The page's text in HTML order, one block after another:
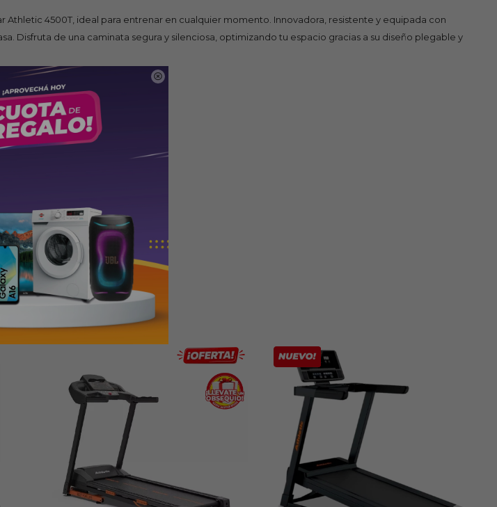

4500T, ideal para entrenar en cualquier momento. Innovadora, resistente y equipada con
Disfruta de una caminata segura y silenciosa, optimizando tu espacio gracias a su diseño plegable y
TE PUEDEN INTERESAR